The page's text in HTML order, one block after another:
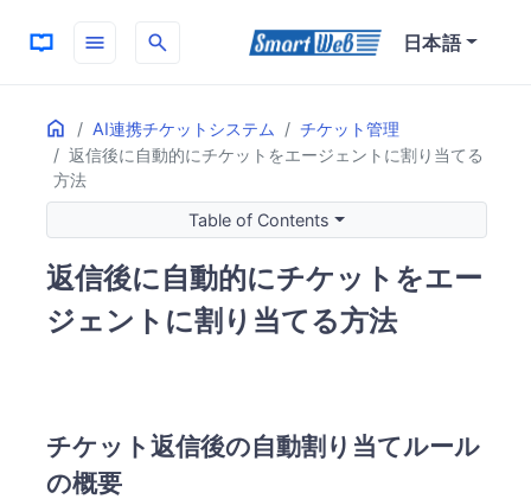
menu search 日本語
Home AI連携チケットシステム
チケット管理
返信後に自動的にチケットをエージェントに割り当てる
方法
ON THIS PAGE
チケット返信後の自動割り当てルールの概要
ルール1: すべてのアクションに対する自動割り当て
特徴
カスタマイズのポイント
Table of Contents
返信後に自動的にチケットをエー
ジェントに割り当てる方法
チケット返信後の自動割り当てルール
の概要